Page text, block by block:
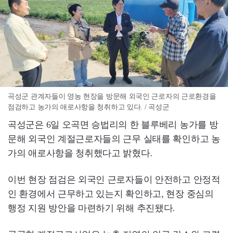
곡성군 관계자들이 영농 현장을 방문해 외국인 근로자의 근로환경을
점검하고 농가의 애로사항을 청취하고 있다. / 곡성군
곡성군은 6일 오곡면 승법리의 한 블루베리 농가를 방
문해 외국인 계절근로자들의 근무 실태를 확인하고 농
가의 애로사항을 청취했다고 밝혔다.
이번 현장 점검은 외국인 근로자들이 안전하고 안정적
인 환경에서 근무하고 있는지 확인하고, 현장 중심의
행정 지원 방안을 마련하기 위해 추진됐다.